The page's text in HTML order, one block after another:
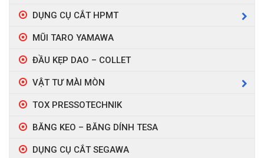
DỤNG CỤ CẮT HPMT
MŨI TARO YAMAWA
ĐẦU KẸP DAO – COLLET
VẬT TƯ MÀI MÒN
TOX PRESSOTECHNIK
BĂNG KEO – BĂNG DÍNH TESA
DỤNG CỤ CẮT SEGAWA